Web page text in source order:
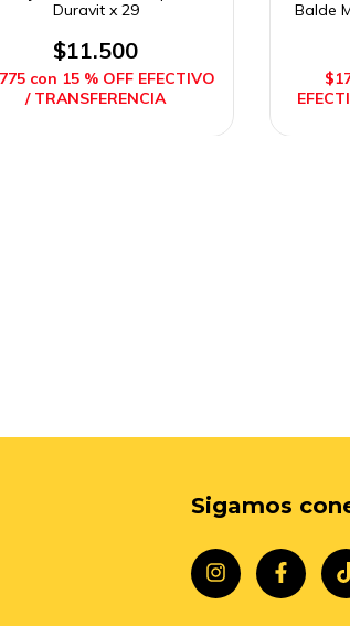
Duravit x 29
$11.500
con 15 % OFF EFECTIVO
/ TRANSFERENCIA
Balde
Sigamos